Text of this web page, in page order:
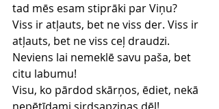
tad mēs esam stiprāki par Viņu?
Viss ir atļauts, bet ne viss der. Viss ir
atļauts, bet ne viss ceļ draudzi.
Neviens lai nemeklē savu paša, bet
citu labumu!
Visu, ko pārdod skārņos, ēdiet, nekā